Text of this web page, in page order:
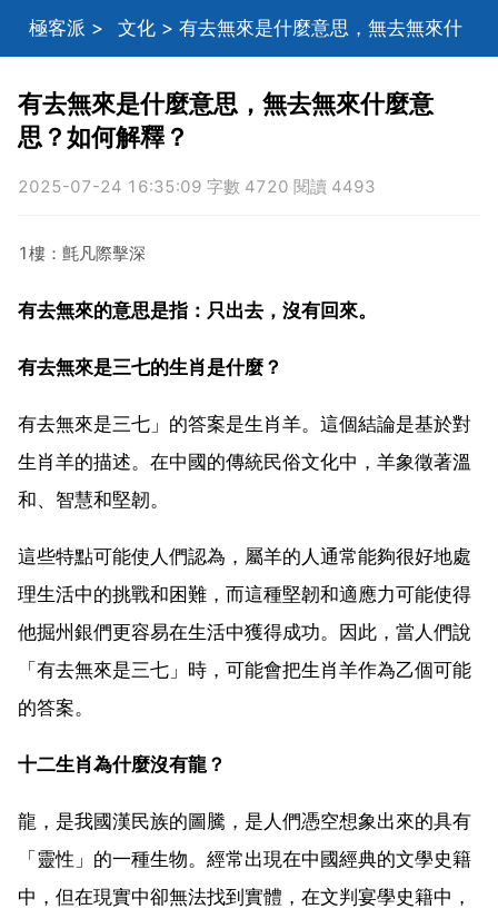
極客派 > 文化 > 有去無來是什麼意思，無去無來什
麼意思？如何解釋？
有去無來是什麼意思，無去無來什麼意
思？如何解釋？
2025-07-24 16:35:09 字數 4720 閱讀 4493
1樓：氈凡際擊深
有去無來的意思是指：只出去，沒有回來。
有去無來是三七的生肖是什麼？
有去無來是三七」的答案是生肖羊。這個結論是基於對
生肖羊的描述。在中國的傳統民俗文化中，羊象徵著溫
和、智慧和堅韌。
這些特點可能使人們認為，屬羊的人通常能夠很好地處
理生活中的挑戰和困難，而這種堅韌和適應力可能使得
他掘州銀們更容易在生活中獲得成功。因此，當人們說
「有去無來是三七」時，可能會把生肖羊作為乙個可能
的答案。
十二生肖為什麼沒有龍？
龍，是我國漢民族的圖騰，是人們憑空想象出來的具有
「靈性」的一種生物。經常出現在中國經典的文學史籍
中，但在現實中卻無法找到實體，在文判宴學史籍中，